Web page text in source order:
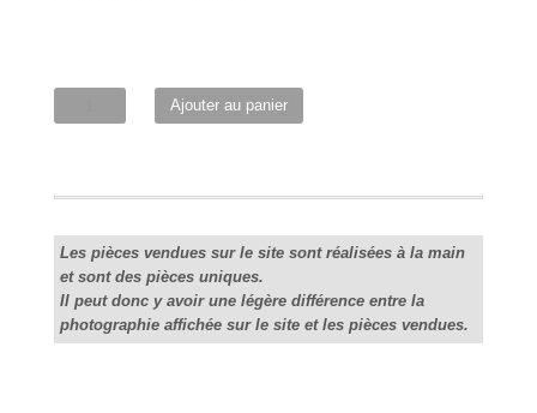
"Divi"
marine-
noir
Ajouter au panier
Les pièces vendues sur le site sont réalisées à la main
et sont des pièces uniques.
Il peut donc y avoir une légère différence entre la
photographie affichée sur le site et les pièces vendues.